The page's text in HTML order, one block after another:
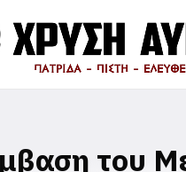
του